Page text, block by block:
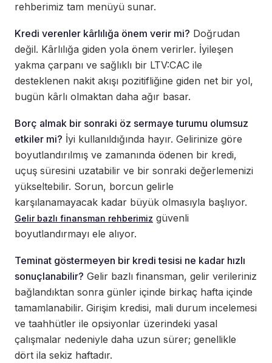
rehberimiz tam menüyü sunar.
Kredi verenler kârlılığa önem verir mi? Doğrudan
değil. Kârlılığa giden yola önem verirler. İyileşen
yakma çarpanı ve sağlıklı bir LTV:CAC ile
desteklenen nakit akışı pozitifliğine giden net bir yol,
bugün kârlı olmaktan daha ağır basar.
Borç almak bir sonraki öz sermaye turumu olumsuz
etkiler mi? İyi kullanıldığında hayır. Gelirinize göre
boyutlandırılmış ve zamanında ödenen bir kredi,
uçuş süresini uzatabilir ve bir sonraki değerlemenizi
yükseltebilir. Sorun, borcun gelirle
karşılanamayacak kadar büyük olmasıyla başlıyor.
Gelir bazlı finansman rehberimiz güvenli
boyutlandırmayı ele alıyor.
Teminat göstermeyen bir kredi tesisi ne kadar hızlı
sonuçlanabilir? Gelir bazlı finansman, gelir verileriniz
bağlandıktan sonra günler içinde birkaç hafta içinde
tamamlanabilir. Girişim kredisi, mali durum incelemesi
ve taahhütler ile opsiyonlar üzerindeki yasal
çalışmalar nedeniyle daha uzun sürer; genellikle
dört ila sekiz haftadır.